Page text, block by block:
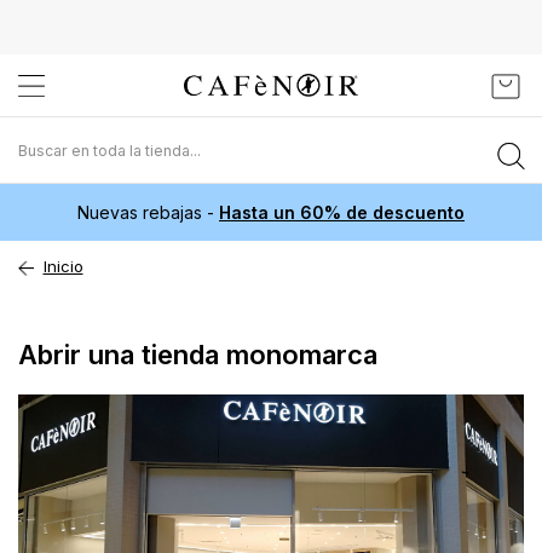
al
contenido
Mi
Nuevas rebajas - Hasta un 60% de descuento
Inicio
Abrir una tienda monomarca